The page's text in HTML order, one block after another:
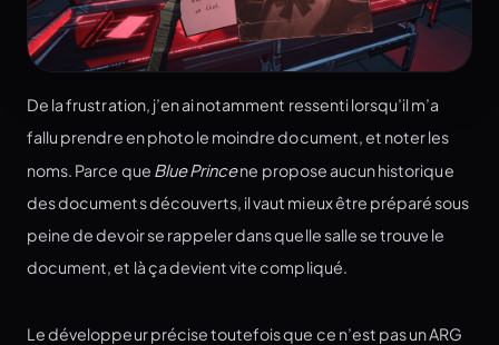
De la frustration, j’en ai notamment ressenti lorsqu’il m’a
fallu prendre en photo le moindre document, et noter les
noms. Parce que Blue Princene propose aucun historique
des documents découverts, il vaut mieux être préparé sous
peine de devoir se rappeler dans quelle salle se trouve le
document, et là ça devient vite compliqué.
Le développeur précise toutefois que ce n’est pas un ARG